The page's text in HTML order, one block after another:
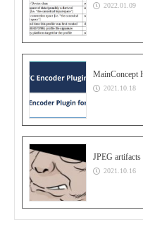
2022.01.09
2021.10.18
JPEG
2021.10.16